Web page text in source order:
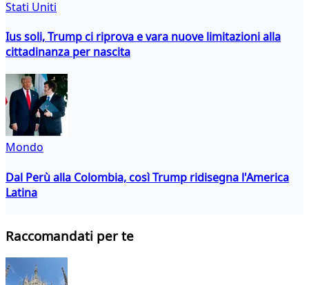
Stati Uniti
Ius soli, Trump ci riprova e vara nuove limitazioni alla
cittadinanza per nascita
Mondo
Dal Perù alla Colombia, così Trump ridisegna l'America
Latina
Raccomandati per te